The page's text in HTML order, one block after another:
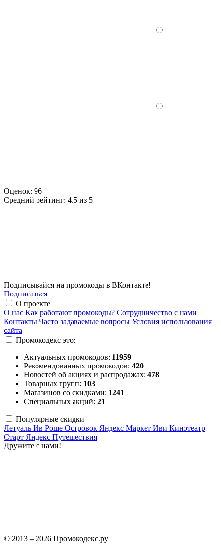
Оценок: 96
Средний рейтинг: 4.5 из 5
Подписывайся на промокоды в ВКонтакте!
Подписаться
О проекте
О нас Как работают промокоды? Сотрудничество с нами
Контакты Часто задаваемые вопросы Условия использования
сайта
Промокодекс это:
Актуальных промокодов: 11959
Рекомендованных промокодов: 420
Новостей об акциях и распродажах: 478
Товарных групп: 103
Магазинов со скидками: 1241
Специальных акций: 21
Популярные скидки
Летуаль Ив Роше Островок Яндекс Маркет Иви Кинотеатр
Старт Яндекс Путешествия
Дружите с нами!
© 2013 – 2026 Промокодекс.ру